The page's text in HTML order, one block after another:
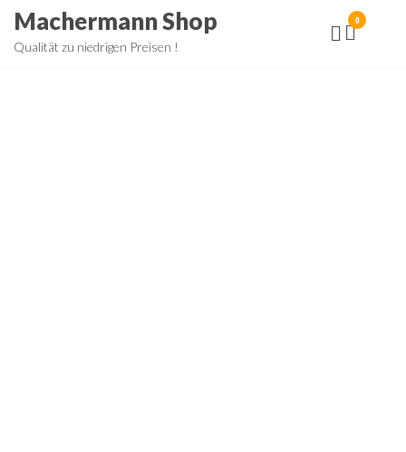
ZumMachermann Shop
Qualität zu niedrigen Preisen !
0